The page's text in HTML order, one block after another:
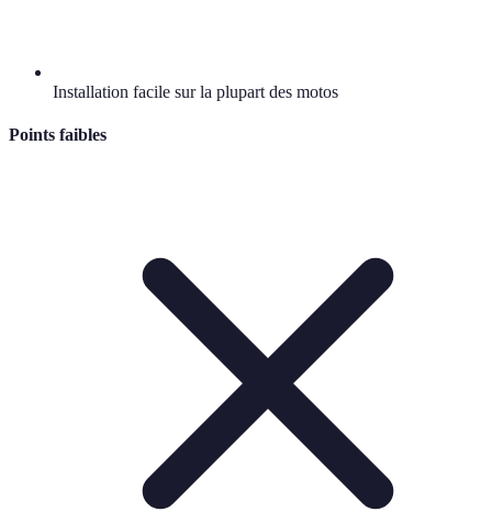
Installation facile sur la plupart des motos
Points faibles